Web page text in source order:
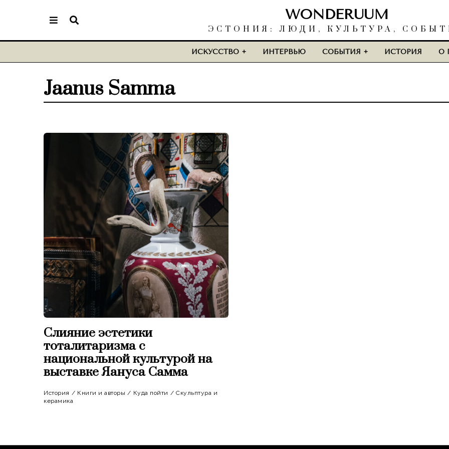
WONDERUUM
ЭСТОНИЯ: ЛЮДИ, КУЛЬТУРА,
ИСКУССТВО ИНТЕРВЬЮ СОБЫТИЯ ИСТОРИЯ О
Jaanus Samma
Слияние эстетики
тоталитаризма с
национальной культурой на
выставке Яануса Самма
История / Книги и авторы / Куда пойти / Скульптура и
керамика